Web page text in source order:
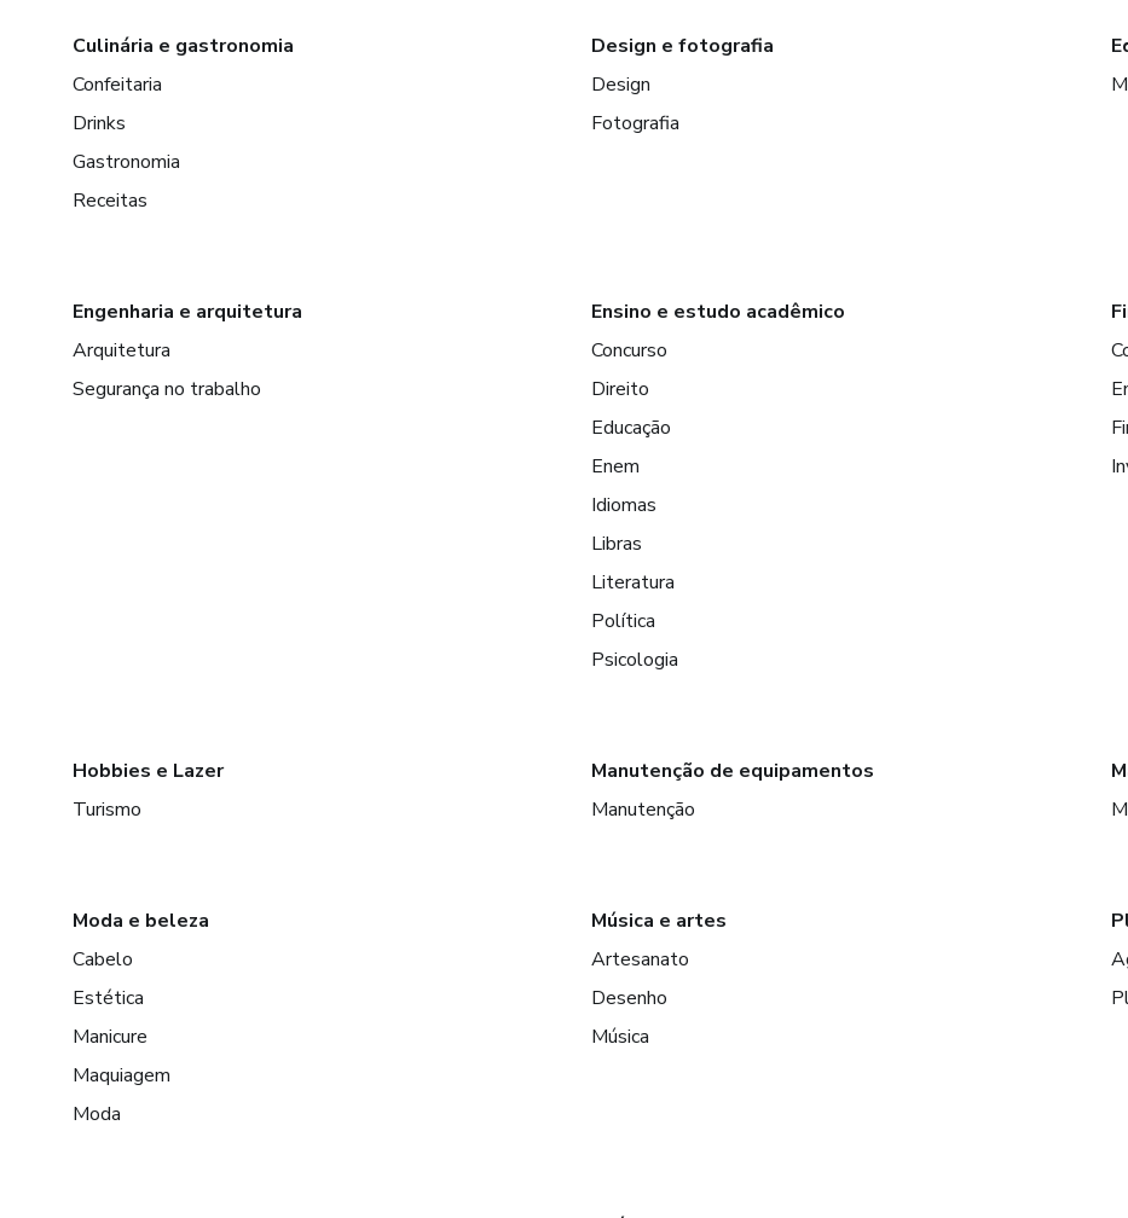
Culinária e gastronomia
Confeitaria
Drinks
Gastronomia
Receitas
Design e fotografia
Design
Fotografia
Engenharia e arquitetura
Arquitetura
Segurança no trabalho
Ensino e estudo acadêmico
Concurso
Direito
Educação
Enem
Idiomas
Libras
Literatura
Política
Psicologia
Hobbies e Lazer
Turismo
Manutenção de equipamentos
Manutenção
Moda e beleza
Cabelo
Estética
Manicure
Maquiagem
Moda
Música e artes
Artesanato
Desenho
Música